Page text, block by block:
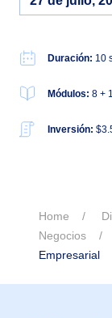
Duración: 10
Módulos: 8 +
Inversión:
Home
Negocios
Empresarial